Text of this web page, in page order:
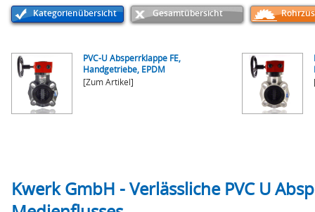
Kategorienübersicht Gesamtübersicht
PVC-U Absperrklappe FE,
Handgetriebe, EPDM
[Zum Artikel]
Kwerk GmbH - Verlässliche PVC U